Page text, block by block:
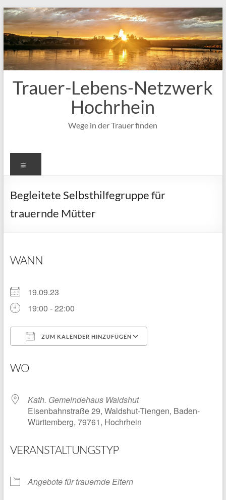
Zum
Inhalt
springen
Trauer-Lebens-Netzwerk
Hochrhein
Wege in der Trauer finden
Begleitete Selbsthilfegruppe für
trauernde Mütter
WANN
19.09.23
19:00 - 22:00
ZUM KALENDER HINZUFÜGEN
WO
Kath. Gemeindehaus Waldshut
Eisenbahnstraße 29, Waldshut-Tiengen, Baden-
Württemberg, 79761, Hochrhein
VERANSTALTUNGSTYP
Angebote für trauernde Eltern